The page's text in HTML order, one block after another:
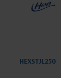
HEXSTJL250